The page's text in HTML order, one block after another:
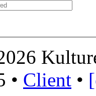
• Client •